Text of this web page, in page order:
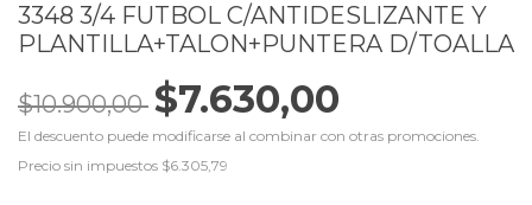
3348 3/4 FUTBOL C/ANTIDESLIZANTE Y
PLANTILLA+TALON+PUNTERA D/TOALLA
$10.900,00 $7.630,00
El descuento puede modificarse al combinar con otras promociones.
Precio sin impuestos $6.305,79